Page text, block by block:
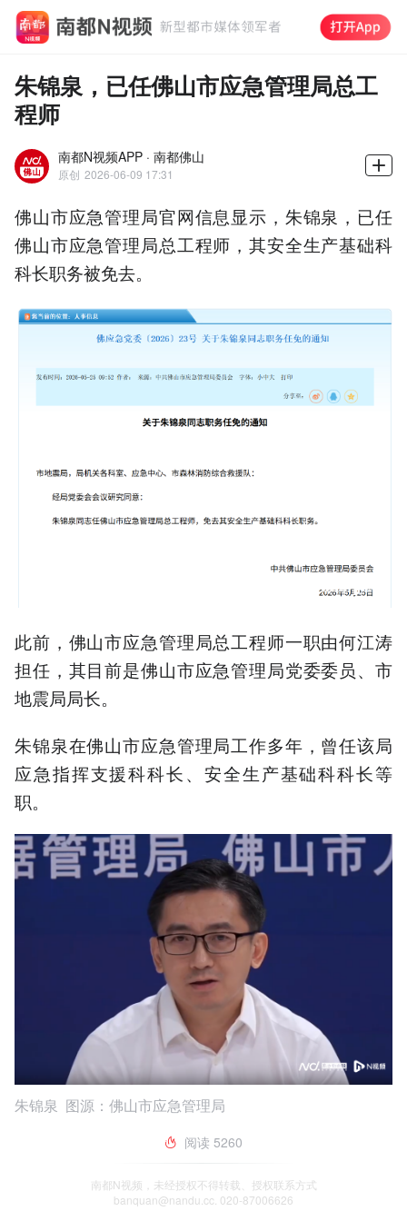
朱锦泉，已任佛山市应急管理局总工
程师
南都N视频APP · 南都佛山
原创 2026-06-09 17:31
佛山市应急管理局官网信息显示，朱锦泉，已任
佛山市应急管理局总工程师，其安全生产基础科
科长职务被免去。
此前，佛山市应急管理局总工程师一职由何江涛
担任，其目前是佛山市应急管理局党委委员、市
地震局局长。
朱锦泉在佛山市应急管理局工作多年，曾任该局
应急指挥支援科科长、安全生产基础科科长等
职。
朱锦泉 图源：佛山市应急管理局
阅读 5260
南都N视频，未经授权不得转载、授权联系方式
banquan@nandu.cc. 020-87006626